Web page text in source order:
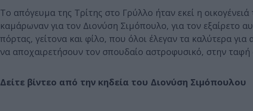
Το απόγευμα της Τρίτης στο Γρύλλο ήταν εκεί η οικογένειά
καμάρωναν για τον Διονύση Σιμόπουλο, για τον εξαίρετο
πόρτας, γείτονα και φίλο, που όλοι έλεγαν τα καλύτερα
να αποχαιρετήσουν τον σπουδαίο αστροφυσικό, στην ταφή
Δείτε βίντεο από την κηδεία του Διονύση Σιμόπουλου